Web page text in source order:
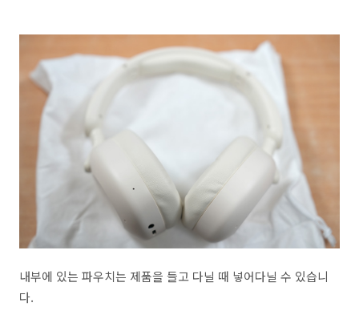
내부에 있는 파우치는 제품을 들고 다닐 때 넣어다닐 수 있습니
다.